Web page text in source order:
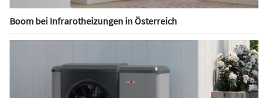
Boom bei Infrarotheizungen in Österreich